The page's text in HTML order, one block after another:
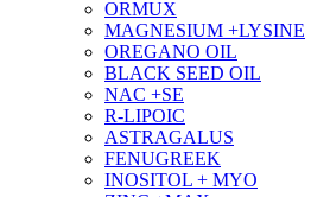
ORMUX
MAGNESIUM +LYSINE
OREGANO OIL
BLACK SEED OIL
NAC +SE
R-LIPOIC
ASTRAGALUS
FENUGREEK
INOSITOL + MYO